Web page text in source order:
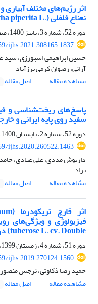
اثر رژیم‌های مختلف
نعناع فلفلی (‏Mentha piperita ‎L.‎‏)‏
دوره 52، شماره 3، پاییز 1400، صفحه
ijhs.2021.308165.1837
حسین ابراهیمی اسبورزی، سید
آرانی، رضوان کرمی برزآباد
مشاهده مقاله
اصل مقاله
پاسخ‌های ریخت‌شناسی و
سفید روی پایه ایرانی و
دوره 52، شماره 2، تابستان 1400، صفحه
ijhs.2020.260522.1463
داریوش مددی، علی عبادی،
نژاد
مشاهده مقاله
اصل مقاله
tuberose L. cv. Double‏) در شرایط تنش خشکی
دوره 51، شماره 4، زمستان 1399، صفحه
ijhs.2019.270124.1560
حمید رضا ذکاوتی، نرجس
مشاهده مقاله
اصل مقاله